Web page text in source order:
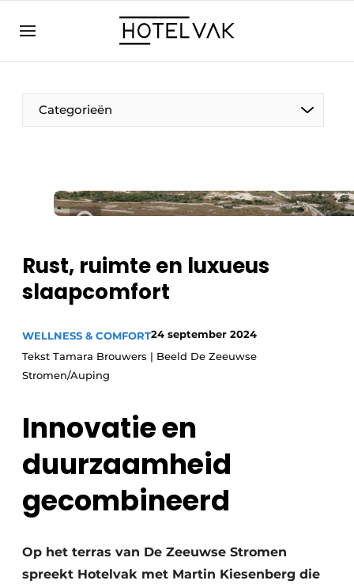
EN
BE
EN
FR
Categorieën
Hoteltech
Personeel & Opleiding
Wellness & Comfort
Rust, ruimte en luxueus
slaapcomfort
WELLNESS & COMFORT24 september 2024
Tekst Tamara Brouwers | Beeld De Zeeuwse
Stromen/Auping
Innovatie en
duurzaamheid
gecombineerd
Op het terras van De Zeeuwse Stromen
spreekt Hotelvak met Martin Kiesenberg die